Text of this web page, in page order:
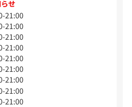
せ
21:00
21:00
21:00
21:00
21:00
21:00
21:00
21:00
21:00